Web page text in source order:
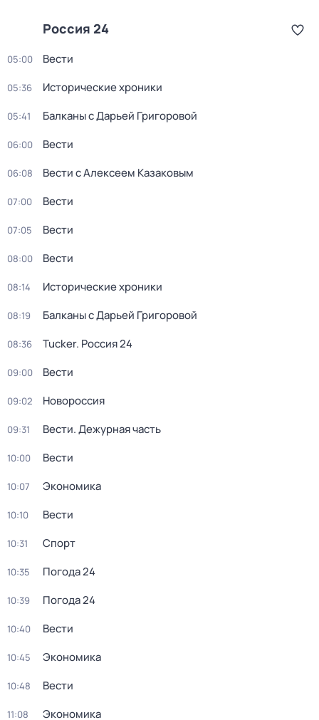
Россия 24
05:00 Вести
05:36 Исторические хроники
05:41 Балканы с Дарьей Григоровой
06:00 Вести
06:08 Вести с Алексеем Казаковым
07:00 Вести
07:05 Вести
08:00 Вести
08:14 Исторические хроники
08:19 Балканы с Дарьей Григоровой
08:36 Tucker. Россия 24
09:00 Вести
09:02 Новороссия
09:31 Вести. Дежурная часть
10:00 Вести
10:07 Экономика
10:10 Вести
10:31 Спорт
10:35 Погода 24
10:39 Погода 24
10:40 Вести
10:45 Экономика
10:48 Вести
11:08 Экономика